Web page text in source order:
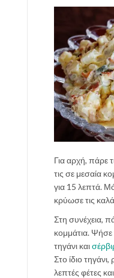
Για αρχή, πάρε
τις σε μεσαία
για 15 λεπτά.
κρύωσε τις
Στη συνέχεια,
κομμάτια. Ψήσε
τηγάνι και
Στο ίδιο τηγάνι,
λεπτές φέτες